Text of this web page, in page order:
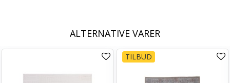
ALTERNATIVE VARER
TILBUD